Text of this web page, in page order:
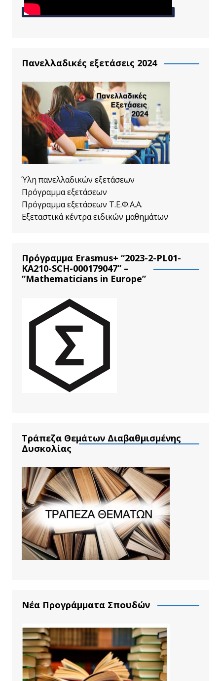
Πανελλαδικές εξετάσεις 2024
Ύλη πανελλαδικών εξετάσεων
Πρόγραμμα εξετάσεων
Πρόγραμμα εξετάσεων Τ.Ε.Φ.Α.Α.
Εξεταστικά κέντρα ειδικών μαθημάτων
Πρόγραμμα Erasmus+ “2023-2-PL01-
KA210-SCH-000179047” –
“Mathematicians in Europe”
Τράπεζα Θεμάτων Διαβαθμισμένης
Δυσκολίας
Νέα Προγράμματα Σπουδών